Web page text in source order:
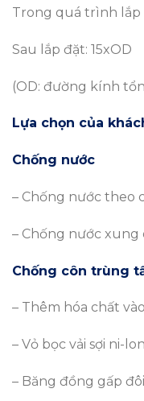
Trong quá trình lắp
Sau lắp đặt: 15xOD
(OD: đường kính
Lựa chọn của
Chống nước
– Chống nước theo
– Chống nước
Chống côn trùng
– Thêm hóa chất
– Vỏ bọc vải sợi ni-
– Băng đồng gấp đôi